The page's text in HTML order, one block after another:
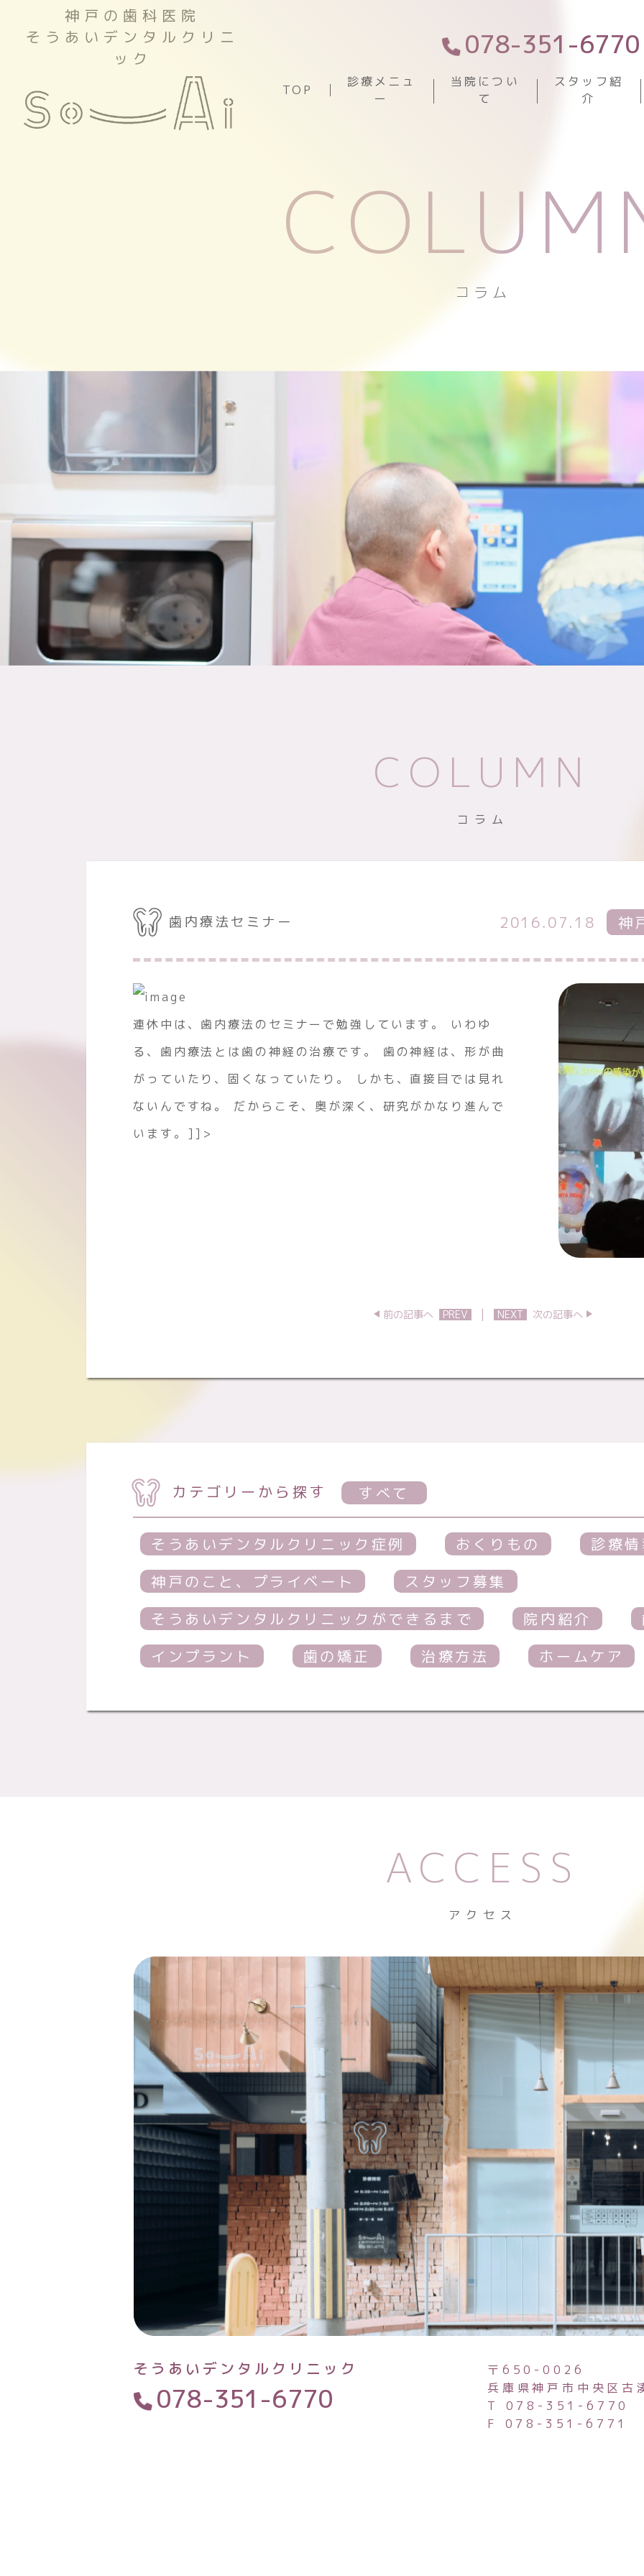
神戸の歯科医院
そうあいデンタルクリニ
ック
078-351-6770
TOP
診療メニュ
ー
当院につい
て
スタッフ紹
介
コラム
COLUMN
コラム
歯内療法セミナー 2016.07.18 神
連休中は、歯内療法のセミナーで勉強しています。 いわゆ
る、歯内療法とは歯の神経の治療です。 歯の神経は、形が曲
がっていたり、固くなっていたり。 しかも、直接目では見れ
ないんですね。 だからこそ、奥が深く、研究がかなり進んで
います。]]>
前の記事へ PREV | NEXT 次の記事へ
カテゴリーから探す すべて
そうあいデンタルクリニック症例 おくりもの
診療
神戸のこと、プライベート
スタッフ募集
そうあいデンタルクリニックができるまで
院内紹介
インプラント
歯の矯正 治療方法 ホームケア
ACCESS
アクセス
そうあいデンタルクリニック
078-351-6770
〒650-0026
兵庫県神戸市中央区古
T 078-351-6770
F 078-351-6771